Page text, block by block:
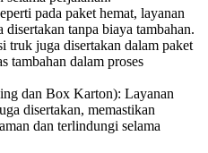
pada paket hemat, layanan
tanpa biaya tambahan.
truk juga disertakan dalam paket
tambahan dalam proses
dan Box Karton): Layanan
disertakan, memastikan
dan terlindungi selama